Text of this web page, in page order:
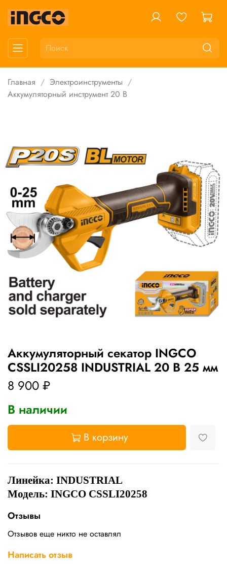
Главная
Электроинструменты
Аккумуляторный инструмент 20 В
Аккумуляторный секатор INGCO
CSSLI20258 INDUSTRIAL 20 В 25 мм
8 900 ₽
В наличии
В корзину
Линейка: INDUSTRIAL
Модель: INGCO CSSLI20258
Отзывы
Отзывов еще никто не оставлял
Написать отзыв